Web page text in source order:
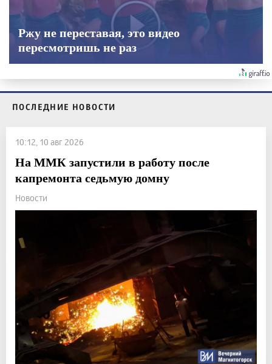
Ржу не переставая, это видео
пересмотришь не раз
ПОСЛЕДНИЕ НОВОСТИ
10:12, 10 авг 2026
На ММК запустили в работу после
капремонта седьмую домну
Новости